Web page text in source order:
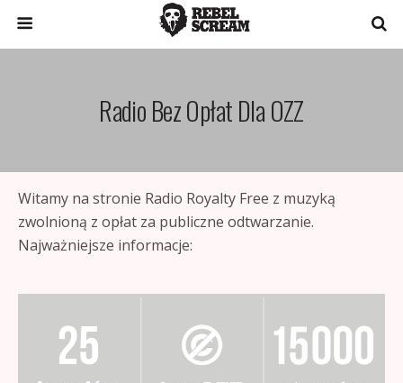
Radio Bez Opłat Dla OZZ
Witamy na stronie Radio Royalty Free z muzyką
zwolnioną z opłat za publiczne odtwarzanie.
Najważniejsze informacje: